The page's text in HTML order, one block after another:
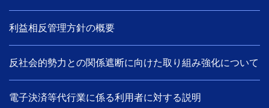
利益相反管理方針の概要
反社会的勢力との関係遮断に向けた取り組み強化について
電子決済等代行業に係る利用者に対する説明